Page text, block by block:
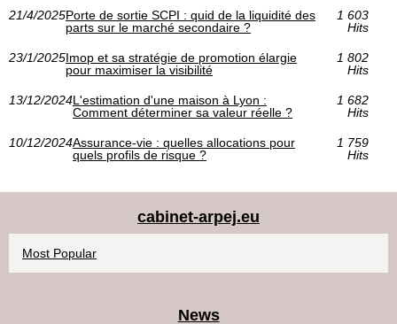
21/4/2025Porte de sortie SCPI : quid de la liquidité des
parts sur le marché secondaire ?
1 603
Hits
23/1/2025Imop et sa stratégie de promotion élargie
pour maximiser la visibilité
1 802
Hits
13/12/2024L'estimation d'une maison à Lyon :
Comment déterminer sa valeur réelle ?
1 682
Hits
10/12/2024Assurance-vie : quelles allocations pour
quels profils de risque ?
1 759
Hits
cabinet-arpej.eu
Most Popular
News